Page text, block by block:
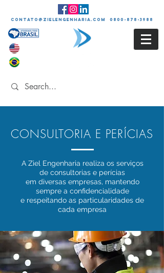
contato@zielengenharia.com 0800-878-3988
CONSULTORIA E PERÍCIAS
A Ziel Engenharia realiza os serviços
de consultorias e perícias
em diversas empresas, mantendo
sempre a confidencialidade
e respeitando as particularidades de
cada empresa